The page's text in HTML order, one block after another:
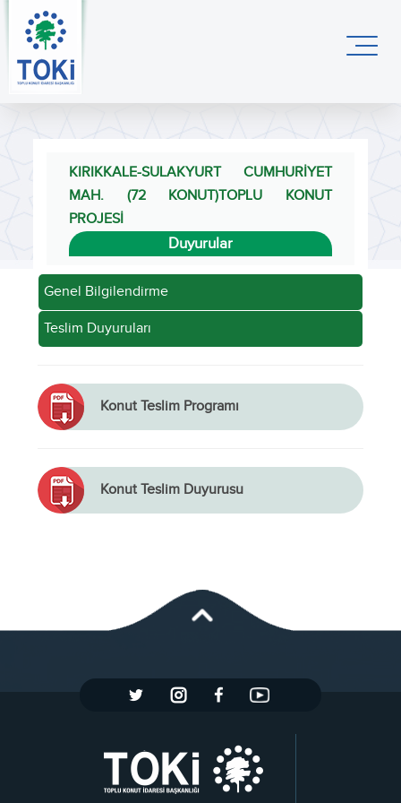
KIRIKKALE-SULAKYURT CUMHURİYET
MAH. (72 KONUT)TOPLU KONUT
PROJESİ
Duyurular
Genel Bilgilendirme
Teslim Duyuruları
Konut Teslim Programı
Konut Teslim Duyurusu